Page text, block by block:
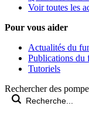
Voir toutes les
Pour vous aider
Actualités du
Publications du
Tutoriels
Rechercher des